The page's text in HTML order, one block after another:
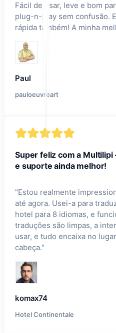
Fácil de usar, leve e bom
plug-n-play sem confusão.
rápida também! A minha
Paul
pauloeuvreart
Super feliz com a
e suporte ainda melhor!
"Estou realmente
até agora. Usei-a para
hotel para 8 idiomas, e
traduções são limpas, a
usar, e tudo encaixa no
cabeça."
komax74
Hotel Continentale